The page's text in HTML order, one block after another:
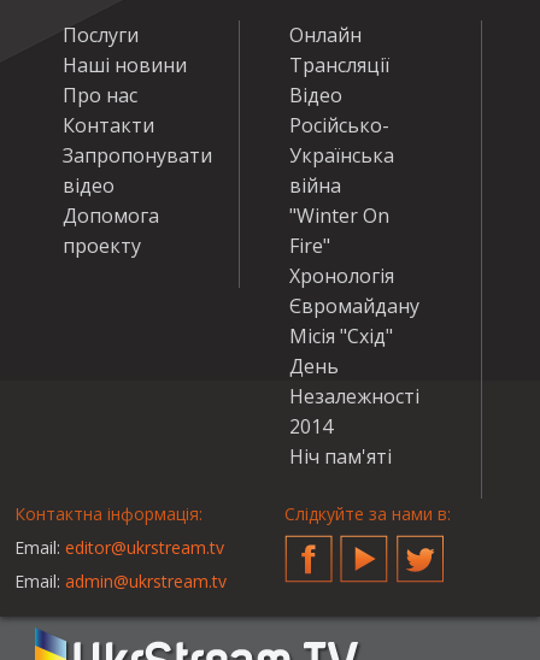
Послуги
Наші новини
Про нас
Контакти
Запропонувати
відео
Допомога
проекту
Онлайн
Трансляції
Відео
Російсько-
Українська
війна
"Winter On
Fire"
Хронологія
Євромайдану
Місія "Схід"
День
Незалежності
2014
Ніч пам'яті
Контактна інформація:
Email: editor@ukrstream.tv
Email: admin@ukrstream.tv
Слідкуйте за нами в:
FacebookYouTubeTwitter